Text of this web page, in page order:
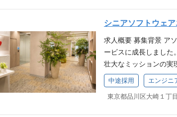
イス・SaaSに関する
メ・旅行業界での営業
界での実務経験 福利
に基づいた販売戦略立
立ち上げに携わった経
体の法人補助券の電子
アンズ、ウラカタ導
事業営業、納品の経験
ング会社/シンクタン
ージャーとしてQCD
でDX推進。早期完売&
進で観光産業の復活を
「静岡県」の魅力を改
られたプロダクトを売
て、BPOや成果報酬
デルを自ら企画し、自
的な面白さを、圧倒
ショナルを動かす「オ
る仕事ではありません
やDXの専門家など）
り強く実行しきる高い
ドすることで、アソビ
ある： 事業の成長と
び」で人々の生活を
応募要件 必須要件 下
人材業界など無形商
業務経験 業務改善、
ます。 エンタープラ
を獲得： アソビュー
のダイナミズムを実感
に貢献実感できる）
してリードする事業成
スにおけるデータ分
ど、業界を牽引するエ
くの大手パートナー
様書を作るだけでなく
遂できる」コアメンバ
「未来の情シス・CS
ハード問わず）の深い
ション最適化と経営改
のPM・導入ディレク
システム要件（API連
シニアソフトウェ
求人概要 募集背景 ア
ービスに成長しました
壮大なミッションの実
システム設計や、新し
当社の開発組織の技術
メインにおける技術
中途採用 エンジニ